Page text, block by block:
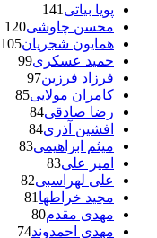
پویا بیاتی 141
محسن چاوشی120
همایون شجریان105
حمید عسکری99
فرزاد فرزین97
کامران مولایی85
رضا صادقی84
افشین آذری84
میثم ابراهیمی83
امیر علی83
علی لهراسبی82
مجید خراطها 81
مهدی مقدم80
مهدی احمدوند74